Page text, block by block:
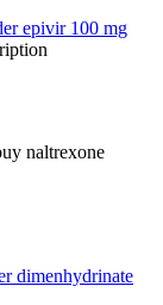
epivir 100 mg
naltrexone
dimenhydrinate